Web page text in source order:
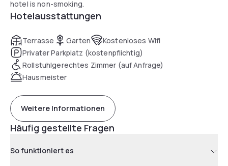
hotel is non-smoking.
Hotelausstattungen
Terrasse Garten
Kostenloses Wifi
Privater Parkplatz (kostenpflichtig)
Rollstuhlgerechtes Zimmer (auf Anfrage)
Hausmeister
Weitere Informationen
Häufig gestellte Fragen
So funktioniert es